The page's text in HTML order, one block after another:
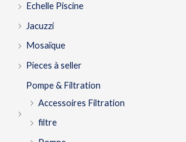
Echelle Piscine
Jacuzzi
Mosaïque
Pieces à seller
Pompe & Filtration
Accessoires Filtration
filtre